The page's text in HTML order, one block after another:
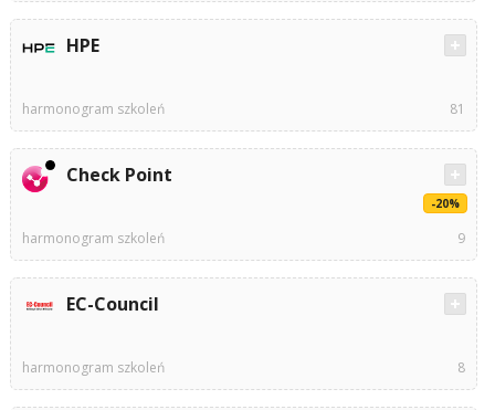
HPE
harmonogram szkoleń 81
Check Point
-20%
harmonogram szkoleń 9
EC-Council
harmonogram szkoleń 8